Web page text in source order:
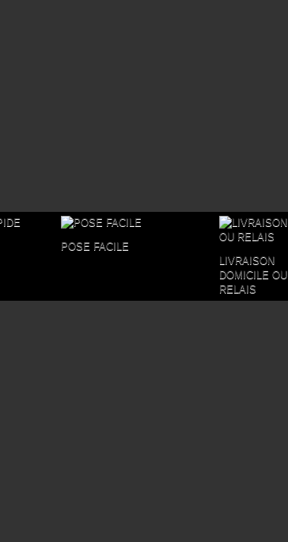
POSE FACILE
LIVRAISON
DOMICILE OU
RELAIS